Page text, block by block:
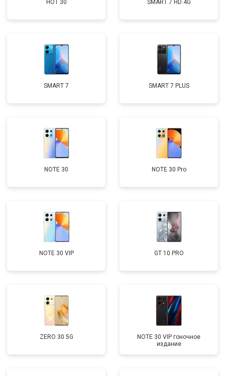
HOT 30 SMART 7 HD 4G
SMART 7 SMART 7 PLUS
NOTE 30 NOTE 30 Pro
NOTE 30 VIP GT 10 PRO
ZERO 30 5G
NOTE 30 VIP гоночное
издание